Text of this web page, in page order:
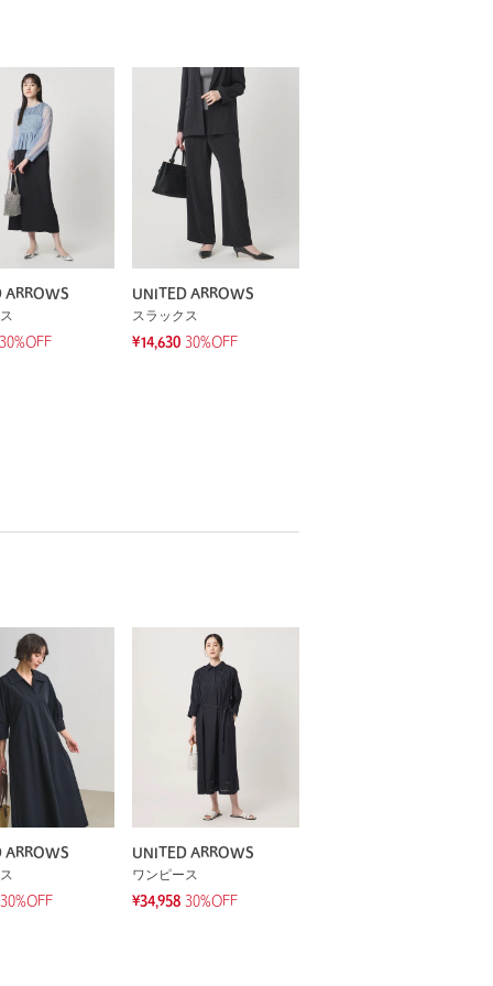
ARROWS
30%OFF
UNITED ARROWS
スラックス
¥14,630 30%OFF
ARROWS
30%OFF
UNITED ARROWS
ワンピース
¥34,958 30%OFF